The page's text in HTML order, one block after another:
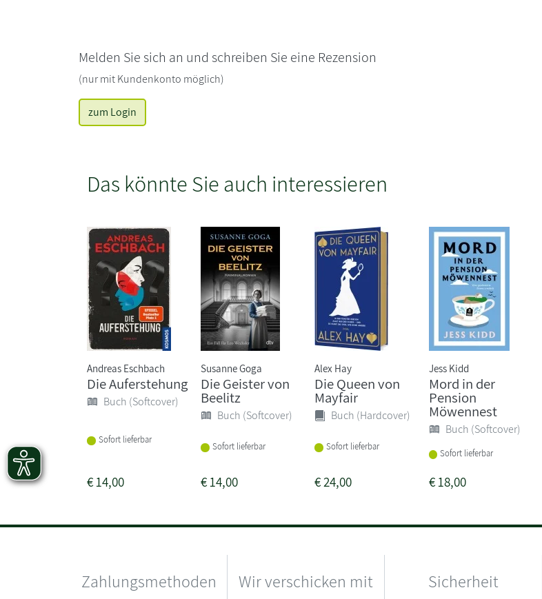
Melden Sie sich an und schreiben Sie eine Rezension
(nur mit Kundenkonto möglich)
zum Login
Das könnte Sie auch interessieren
Andreas Eschbach
Die Auferstehung
Buch (Softcover)
Sofort lieferbar
€14,00
Susanne Goga
Die Geister von
Beelitz
Buch (Softcover)
Sofort lieferbar
€14,00
Alex Hay
Die Queen von
Mayfair
Buch (Hardcover)
Sofort lieferbar
€24,00
Jess Kidd
Mord in der
Pension
Möwennest
Buch (Softcover)
Sofort lieferbar
€18,00
Zahlungsmethoden Wir verschicken mit Sicherheit